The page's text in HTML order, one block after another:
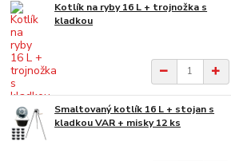
Kotlík na ryby 16 L + trojnožka s
kladkou
Smaltovaný kotlík 16 L + stojan s
kladkou VAR + misky 12 ks